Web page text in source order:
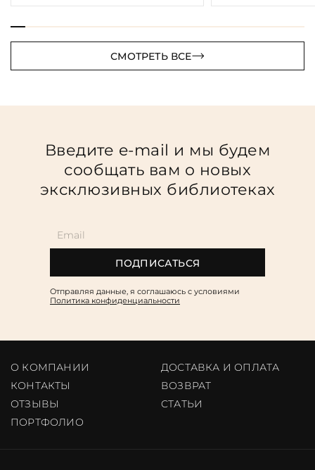
СМОТРЕТЬ ВСЕ
Введите e-mail и мы будем
сообщать вам о новых
эксклюзивных библиотеках
ПОДПИСАТЬСЯ
Отправляя данные, я соглашаюсь c условиями
Политика конфиденциальности
О КОМПАНИИ
ДОСТАВКА И ОПЛАТА
КОНТАКТЫ
ВОЗВРАТ
ОТЗЫВЫ
CТАТЬИ
ПОРТФОЛИО